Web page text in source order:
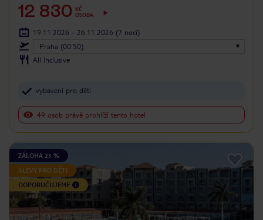
12 830
KČ
OSOBA
19.11.2026 - 26.11.2026 (7 nocí)
Praha (00:50)
All Inclusive
vybavení pro děti
49 osob právě prohlíží tento hotel
ZÁLOHA 25 %
SLEVY PRO DĚTI
DOPORUČUJEME